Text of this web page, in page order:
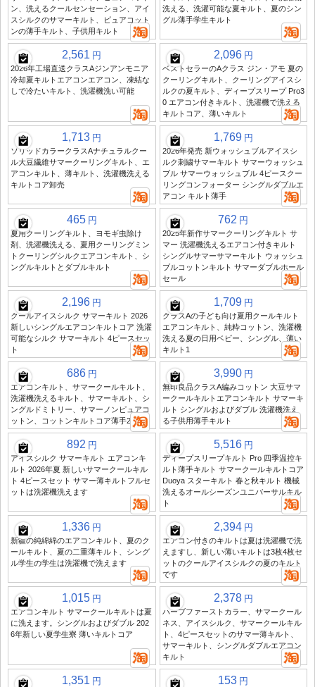
ン、洗えるクールセンセーション、アイ
スシルクのサマーキルト、ピュアコット
ンの薄手キルト、子供用キルト
洗える、洗濯可能な夏キルト、夏のシン
グル薄手学生キルト
2,561 円
2026年工場直送クラスAジンアンモニア
冷却夏キルトエアコンエアコン、凍結な
しで冷たいキルト、洗濯機洗い可能
2,096 円
ベストセラーのAクラス ジン・アモ 夏の
クーリングキルト、クーリングアイスシ
ルクの夏キルト、ディープスリープ Pro3
0 エアコン付きキルト、洗濯機で洗える
キルトコア、薄いキルト
1,713 円
ソリッドカラークラスAナチュラルクー
ル大豆繊維サマークーリングキルト、エ
アコンキルト、薄キルト、洗濯機洗える
キルトコア卸売
1,769 円
2026年発売 新ウォッシュブルアイスシ
ルク刺繍サマーキルト サマーウォッシュ
ブル サマーウォッシュブル 4ピースクー
リングコンフォーター シングルダブルエ
アコン キルト薄手
465 円
夏用クーリングキルト、ヨモギ虫除け
剤、洗濯機洗える、夏用クーリングミン
トクーリングシルクエアコンキルト、シ
ングルキルトとダブルキルト
762 円
2025年新作サマークーリングキルト サ
マー 洗濯機洗えるエアコン付きキルト
シングルサマーサマーキルト ウォッシュ
ブルコットンキルト サマーダブルホール
セール
2,196 円
クールアイスシルク サマーキルト 2026
新しいシングルエアコンキルトコア 洗濯
可能なシルク サマーキルト 4ピースセッ
ト
1,709 円
クラスAの子ども向け夏用クールキルト
エアコンキルト、純粋コットン、洗濯機
洗える夏の日用ベビー、シングル、薄い
キルト1
686 円
エアコンキルト、サマークールキルト、
洗濯機洗えるキルト、サマーキルト、シ
ングルドミトリー、サマーノンピュアコ
ットン、コットンキルトコア薄手2026
3,990 円
無印良品クラスA編みコットン 大豆サマ
ークールキルトエアコンキルト サマーキ
ルト シングルおよびダブル 洗濯機洗え
る子供用薄手キルト
892 円
アイスシルク サマーキルト エアコンキ
ルト 2026年夏 新しいサマークールキル
ト 4ピースセット サマー薄キルトフルセ
ットは洗濯機洗えます
5,516 円
ディープスリープキルト Pro 四季温控キ
ルト薄手キルト サマークールキルトコア
Duoya スターキルト 春と秋キルト 機械
洗えるオールシーズンユニバーサルキル
ト
1,336 円
新疆の純綿綿のエアコンキルト、夏のク
ールキルト、夏の二重薄キルト、シング
ル学生の学生は洗濯機で洗えます
2,394 円
エアコン付きのキルトは夏は洗濯機で洗
えますし、新しい薄いキルトは3枚4枚セ
ットのクールアイスシルクの夏のキルト
です
1,015 円
エアコンキルト サマークールキルトは夏
に洗えます。シングルおよびダブル 202
6年新しい夏学生寮 薄いキルトコア
2,378 円
ハーブファーストカラー、サマークール
ネス、アイスシルク、サマークールキル
ト、4ピースセットのサマー薄キルト、
サマーキルト、シングルダブルエアコン
キルト
1,351 円 153 円